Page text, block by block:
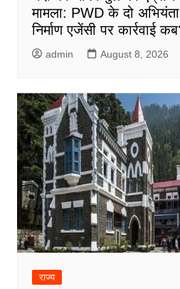
मामला: PWD के दो
निर्माण एजेंसी पर कार्रवाई
admin August 8, 2026
राज्य